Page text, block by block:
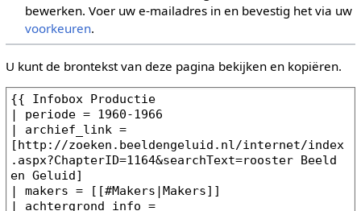
bewerken. Voer uw e-mailadres in en bevestig het via uw
voorkeuren.
U kunt de brontekst van deze pagina bekijken en kopiëren.